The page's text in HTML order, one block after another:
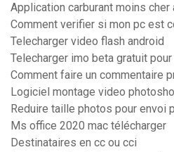
Application carburant moins cher
Comment verifier si mon pc est
Telecharger video flash android
Telecharger imo beta gratuit
Comment faire un commentaire
Logiciel montage video
Reduire taille photos pour envoi
Ms office 2020 mac télécharger
Destinataires en cc ou cci